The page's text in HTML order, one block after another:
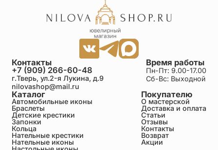
Каталог
Автомобильные иконы
Браслеты
Детские крестики
Запонки
Кольца
Нательные крестики
Нательные иконы
Покупателю
О мастерской
Доставка и оплата
Статьи
Отзывы
Контакты
Возврат
Акции
Время работы
Пн-Пт: 9.00-17.00
Сб-Вс: Выходной
Контакты
+7 (909) 266-60-48
г.Тверь, ул.2-я Лукина, д.9
nilovashop@mail.ru